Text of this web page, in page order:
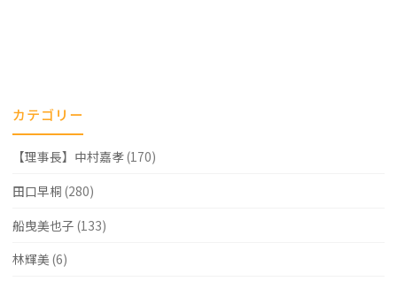
カテゴリー
【理事長】中村嘉孝(170)
田口早桐 (280)
船曳美也子 (133)
林輝美 (6)